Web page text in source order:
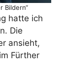
Bildern“
hatte ich
Die
ansieht,
Fürther